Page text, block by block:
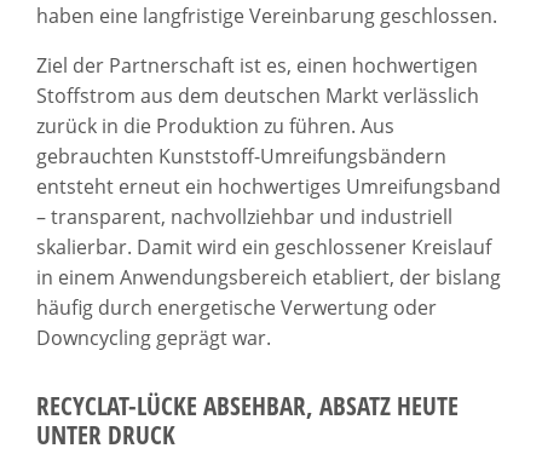
haben eine langfristige Vereinbarung geschlossen.
Ziel der Partnerschaft ist es, einen hochwertigen
Stoffstrom aus dem deutschen Markt verlässlich
zurück in die Produktion zu führen. Aus
gebrauchten Kunststoff-Umreifungsbändern
entsteht erneut ein hochwertiges Umreifungsband
– transparent, nachvollziehbar und industriell
skalierbar. Damit wird ein geschlossener Kreislauf
in einem Anwendungsbereich etabliert, der bislang
häufig durch energetische Verwertung oder
Downcycling geprägt war.
RECYCLAT-LÜCKE ABSEHBAR, ABSATZ HEUTE
UNTER DRUCK